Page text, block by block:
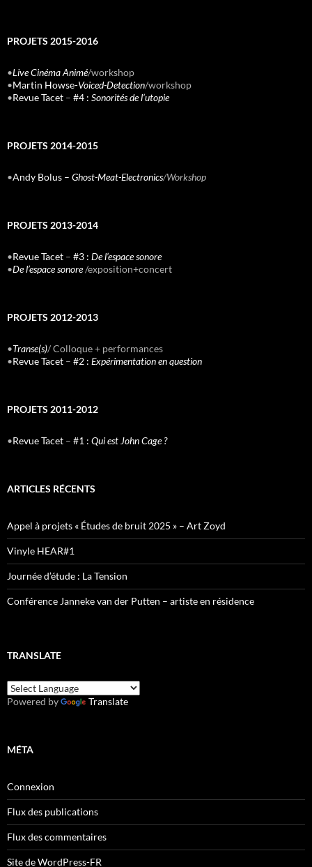
PROJETS 2015-2016
•Live Cinéma Animé/workshop
•Martin Howse-Voiced-Detection/workshop
•Revue Tacet – #4 : Sonorités de l’utopie
PROJETS 2014-2015
•Andy Bolus – Ghost-Meat-Electronics/Workshop
PROJETS 2013-2014
•Revue Tacet – #3 : De l’espace sonore
•De l’espace sonore/exposition+concert
PROJETS 2012-2013
•Transe(s)/ Colloque + performances
•Revue Tacet – #2 : Expérimentation en question
PROJETS 2011-2012
•Revue Tacet – #1 : Qui est John Cage ?
ARTICLES RÉCENTS
Appel à projets « Études de bruit 2025 » – Art Zoyd
Vinyle HEAR#1
Journée d’étude : La Tension
Conférence Janneke van der Putten – artiste en résidence
TRANSLATE
Powered by Translate
MÉTA
Connexion
Flux des publications
Flux des commentaires
Site de WordPress-FR